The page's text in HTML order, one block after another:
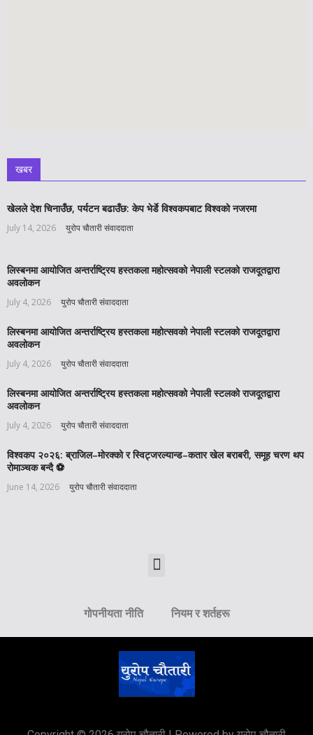
खबर
खेलले देश चिनाउँछ, पर्यटन बढाउँछ: केप भेर्डे विश्वकपबाट विश्वको नजरमा
July 14, 2026 युरोप चौतारी संवाददाता
लिस्बनमा आयोजित अन्तर्राष्ट्रिय हस्तकला महोत्सवको नेपाली स्टलको राजदूतद्वारा
अवलोकन
July 4, 2026 युरोप चौतारी संवाददाता
लिस्बनमा आयोजित अन्तर्राष्ट्रिय हस्तकला महोत्सवको नेपाली स्टलको राजदूतद्वारा
अवलोकन
July 4, 2026 युरोप चौतारी संवाददाता
लिस्बनमा आयोजित अन्तर्राष्ट्रिय हस्तकला महोत्सवको नेपाली स्टलको राजदूतद्वारा
अवलोकन
July 4, 2026 युरोप चौतारी संवाददाता
विश्वकप २०२६: ब्राजिल–मोरक्को र स्विट्जरल्यान्ड–कतार खेल बराबरी, समूह चरण थप
रोमाञ्चक बन्दै ⚽️
June 14, 2026 युरोप चौतारी संवाददाता
गोपनीयता नीति नियम र शर्तहरू